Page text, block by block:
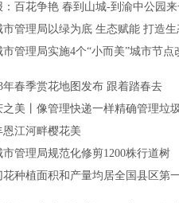
：百花争艳 春到山城-到渝中公园
市管理局以绿为底 生态赋能 打造
管理局实施4个“小而美”城市节点
年春季赏花地图发布 跟着踏春去
美丨像管理快递一样精确管理垃
恩江河畔樱花美
管理局规范化修剪1200株行道树
花种植面积和产量均居全国县区第